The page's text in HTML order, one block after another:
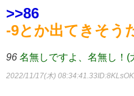
>>86
-9とか出てきそう
96 名無しですよ、名無し！(
2022/11/17(木) 08:34:41.33